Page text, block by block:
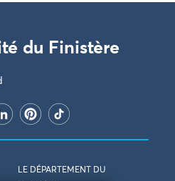
du Finistère
LE DÉPARTEMENT DU